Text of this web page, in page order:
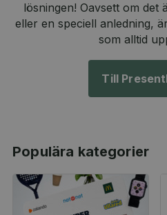
lösningen! Oavsett om det
eller en speciell anledning,
som alltid
Till
Populära kategorier